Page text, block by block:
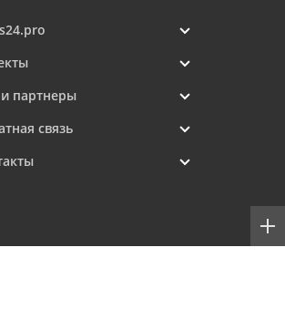
партнеры
связь